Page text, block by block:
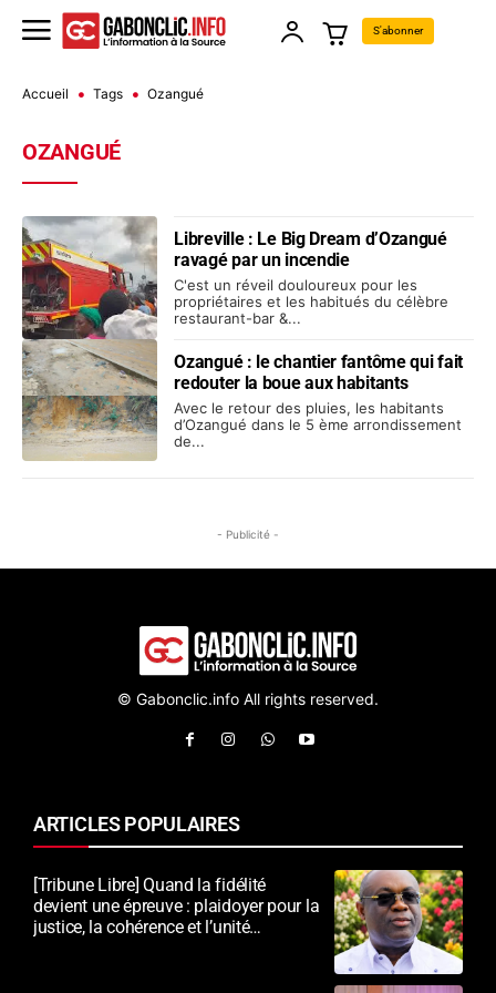
S'abonner
Accueil Tags Ozangué
OZANGUÉ
Libreville : Le Big Dream d’Ozangué
ravagé par un incendie
C'est un réveil douloureux pour les
propriétaires et les habitués du célèbre
restaurant-bar &...
Ozangué : le chantier fantôme qui fait
redouter la boue aux habitants
Avec le retour des pluies, les habitants
d’Ozangué dans le 5 ème arrondissement
de...
- Publicité -
© Gabonclic.info All rights reserved.
ARTICLES POPULAIRES
[Tribune Libre] Quand la fidélité
devient une épreuve : plaidoyer pour la
justice, la cohérence et l’unité